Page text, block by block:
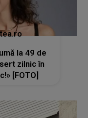
la 49 de
zilnic în
[FOTO]